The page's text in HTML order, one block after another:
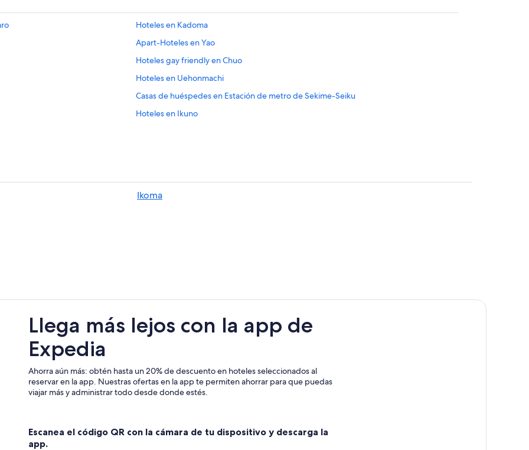
Hoteles en Kadoma
Apart-Hoteles en Yao
Hoteles gay friendly en Chuo
Hoteles en Uehonmachi
Casas de huéspedes en Estación de metro de Sekime-Seiku
Hoteles en Ikuno
Hoteles en Osaka
Villas en Osaka
Hoteles cerca de Templo Shitennoji
Ikoma
Llega más lejos con la app de
Expedia
Ahorra aún más: obtén hasta un 20% de descuento en hoteles seleccionados al
reservar en la app. Nuestras ofertas en la app te permiten ahorrar para que puedas
viajar más y administrar todo desde donde estés.
Escanea el código QR con la cámara de tu dispositivo y descarga la
app.